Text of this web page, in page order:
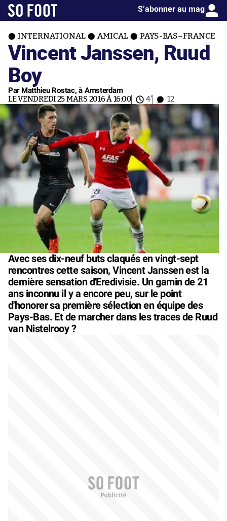
S’abonner au mag
INTERNATIONAL AMICAL PAYS-BAS–FRANCE
Vincent Janssen, Ruud
Boy
Par Matthieu Rostac, à Amsterdam
LE VENDREDI 25 MARS 2016 À 16:00 4' 12
Avec ses dix-neuf buts claqués en vingt-sept
rencontres cette saison, Vincent Janssen est la
dernière sensation d'Eredivisie. Un gamin de 21
ans inconnu il y a encore peu, sur le point
d'honorer sa première sélection en équipe des
Pays-Bas. Et de marcher dans les traces de Ruud
van Nistelrooy ?